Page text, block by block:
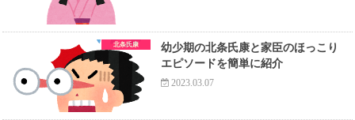
北条氏康
幼少期の北条氏康と家臣のほっこり
エピソードを簡単に紹介
2023.03.07